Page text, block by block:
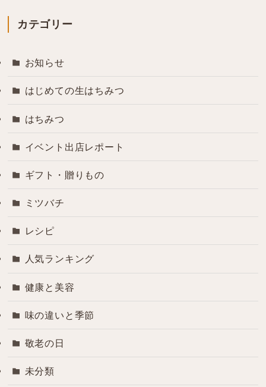
カテゴリー
お知らせ
はじめての生はちみつ
はちみつ
イベント出店レポート
ギフト・贈りもの
ミツバチ
レシピ
人気ランキング
健康と美容
味の違いと季節
敬老の日
未分類